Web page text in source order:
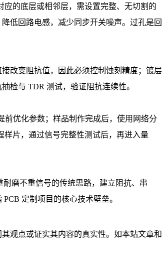
的底层或相邻层，需设置完整、无切割的
低回路电感，减少同步开关噪声。过孔是回
改变阻抗值，因此必须控制蚀刻精度；镀层
检与 TDR 测试，验证阻抗连续性。
优化参数；样品制作完成后，使用网络分
片，通过信号完整性测试后，再进入量
磨不重信号的传统思路，建立阻抗、串
定制项目的核心技术壁垒。
观点或证实其内容的真实性。如本站文章和